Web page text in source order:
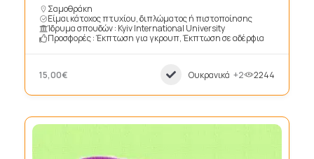
Σαμοθράκη
Είμαι κάτοχος πτυχίου, διπλώματος ή πιστοποίησης
Ίδρυμα σπουδών : Kyiv International University
Προσφορές : Έκπτωση για γκρουπ, Έκπτωση σε αδέρφια
15,00€ Ουκρανικά +2 2244